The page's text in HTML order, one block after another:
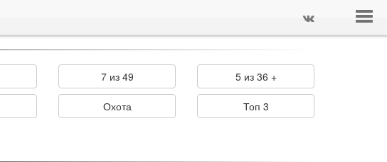
7 из 49 5 из 36 +
Охота Топ 3